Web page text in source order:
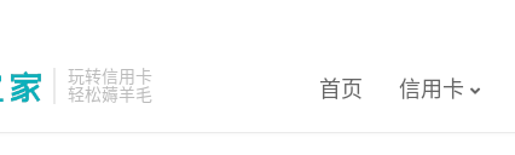
玩转信用卡
轻松薅羊毛
首页 信用卡